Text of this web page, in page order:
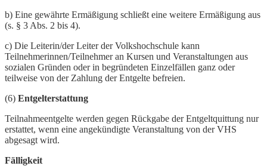
b) Eine gewährte Ermäßigung schließt eine weitere Ermäßigung aus
(s. § 3 Abs. 2 bis 4).
c) Die Leiterin/der Leiter der Volkshochschule kann
Teilnehmerinnen/Teilnehmer an Kursen und Veranstaltungen aus
sozialen Gründen oder in begründeten Einzelfällen ganz oder
teilweise von der Zahlung der Entgelte befreien.
(6) Entgelterstattung
Teilnahmeentgelte werden gegen Rückgabe der Entgeltquittung nur
erstattet, wenn eine angekündigte Veranstaltung von der VHS
abgesagt wird.
Fälligkeit